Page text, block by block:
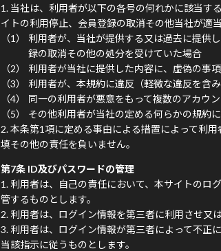
当社は、利用者が以下の各号の何れかに該当す
イトの利用停止、会員登録の取消その他当社が適
利用者が、当社が提供する又は過去に提供
録の取消その他の処分を受けていた場合
利用者が当社に提供した内容に、虚偽の事
利用者が、本規約に違反（軽微な違反を含
同一の利用者が悪意をもって複数のアカウ
その他利用者が当社の定める何らかの規約
本条第1項に定める事由による措置によって利
填その他の責任を負いません。
第7条 ID及びパスワードの管理
利用者は、自己の責任において、本サイトのロ
管するものとします。
利用者は、ログイン情報を第三者に利用させ又
利用者は、ログイン情報が第三者によって不正
当該指示に従うものとします。